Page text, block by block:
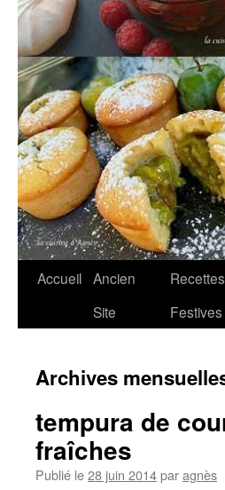
Aller
Accueil Ancien
Site
Recettes
Festives
Archives
tempura de
fraîches
Publié le28 juin 2014paragnès